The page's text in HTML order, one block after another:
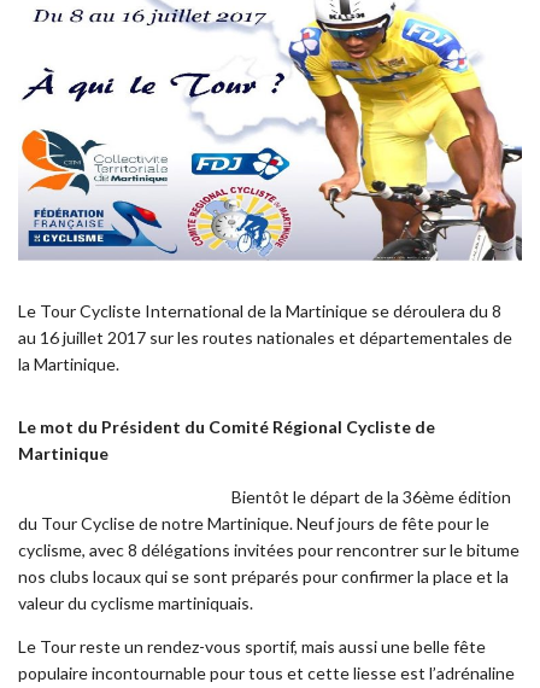
Le Tour Cycliste International de la Martinique se déroulera du 8
au 16 juillet 2017 sur les routes nationales et départementales de
la Martinique.
Le mot du Président du Comité Régional Cycliste de
Martinique
Bientôt le départ de la 36ème édition
du Tour Cyclise de notre Martinique. Neuf jours de fête pour le
cyclisme, avec 8 délégations invitées pour rencontrer sur le bitume
nos clubs locaux qui se sont préparés pour confirmer la place et la
valeur du cyclisme martiniquais.
Le Tour reste un rendez-vous sportif, mais aussi une belle fête
populaire incontournable pour tous et cette liesse est l’adrénaline